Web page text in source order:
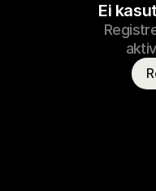
Ei